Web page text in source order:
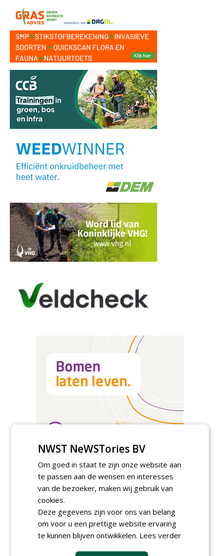
Meld je aan voor onze digitale
nieuwsbrief.
NWST NeWSTories BV
Om goed in staat te zijn onze website aan
te passen aan de wensen en interesses
van de bezoeker, maken wij gebruik van
cookies.
Deze gegevens zijn voor ons van belang
om voor u een prettige website ervaring
te kunnen blijven ontwikkelen. Lees verder